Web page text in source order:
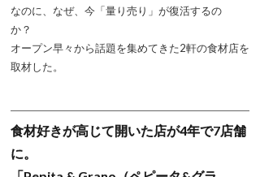
なのに、なぜ、今「量り売り」が復活するの
か？
オープン早々から話題を集めてきた2軒の食材店を
取材した。
食材好きが高じて開いた店が4年で7店舗
に。